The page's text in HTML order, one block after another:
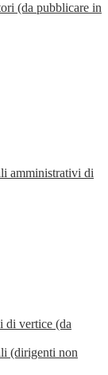
(da pubblicare in
amministrativi di
di vertice (da
(dirigenti non